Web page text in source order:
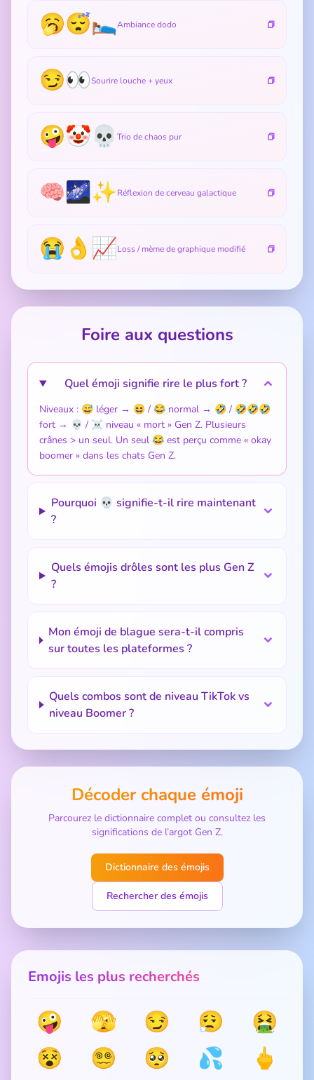
🥱😴🛌Ambiance dodo
😏👀Sourire louche + yeux
🤪🤡💀 Trio de chaos pur
🧠🌌✨Réflexion de cerveau galactique
😭👌📈Loss / mème de graphique modifié
Foire aux questions
Quel émoji signifie rire le plus fort ?
Niveaux : 😅 léger → 😆 / 😂 normal → 🤣 / 🤣🤣🤣
fort → 💀 / ☠️ niveau « mort » Gen Z. Plusieurs
crânes > un seul. Un seul 😂 est perçu comme « okay
boomer » dans les chats Gen Z.
Pourquoi 💀 signifie-t-il rire maintenant
?
Quels émojis drôles sont les plus Gen Z
?
Mon émoji de blague sera-t-il compris
sur toutes les plateformes ?
Quels combos sont de niveau TikTok vs
niveau Boomer ?
Décoder chaque émoji
Parcourez le dictionnaire complet ou consultez les
significations de l’argot Gen Z.
Dictionnaire des émojis
Rechercher des émojis
Emojis les plus recherchés
🤪 🫣 😏 😮‍💨
🤮
😵
😵‍💫 🥺 💦 🖕